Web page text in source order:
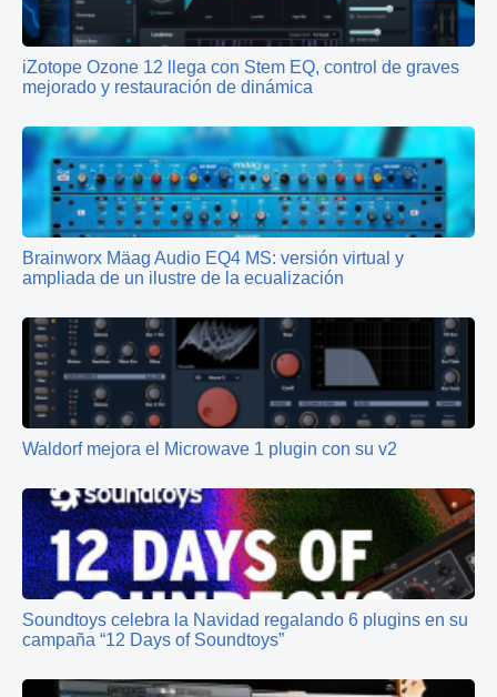
iZotope Ozone 12 llega con Stem EQ, control de graves
mejorado y restauración de dinámica
Brainworx Mäag Audio EQ4 MS: versión virtual y
ampliada de un ilustre de la ecualización
Waldorf mejora el Microwave 1 plugin con su v2
Soundtoys celebra la Navidad regalando 6 plugins en su
campaña “12 Days of Soundtoys”